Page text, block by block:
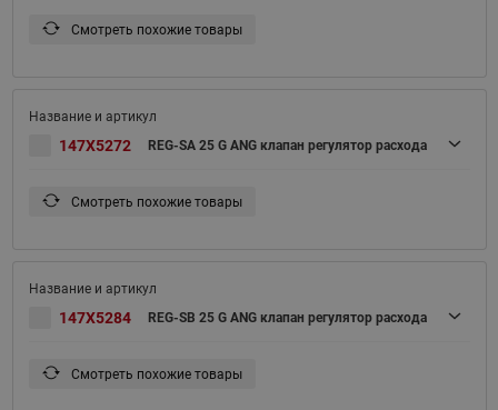
Смотреть похожие товары
147X5272 REG-SA 25 G ANG клапан регулятор расхода
Смотреть похожие товары
147X5284 REG-SB 25 G ANG клапан регулятор расхода
Смотреть похожие товары